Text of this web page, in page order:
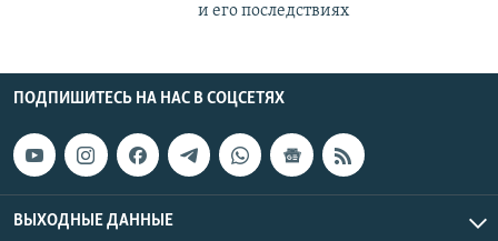
и его последствиях
ПОДПИШИТЕСЬ НА НАС В СОЦСЕТЯХ
ВЫХОДНЫЕ ДАННЫЕ